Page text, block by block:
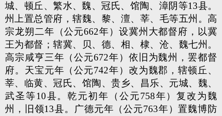
城、顿丘、繁水、魏、冠氏、馆陶、漳阴等13县。
州上置总管府，辖魏、黎、澶、莘、毛等五州。高
宗龙朔二年（公元662年）设冀州大都督府，以冀
王为都督；辖冀、贝、德、相、棣、沧、魏七州。
高宗咸亨三年（公元672年）依旧为魏州，罢都督
府。天宝元年（公元742年）改为魏郡，辖顿丘、
莘、临黄、冠氏、馆陶、贵乡、昌乐、元城、魏、
武圣等10县。乾元初年（公元758年）复改为魏
州，旧领13县。广德元年（公元763年）置魏博防